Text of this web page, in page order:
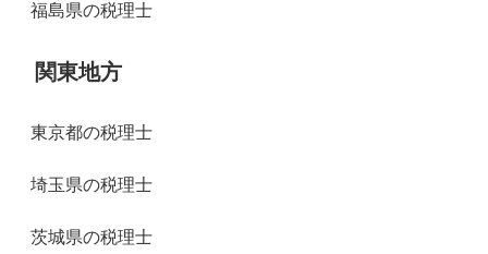
福島県の税理士
関東地方
東京都の税理士
埼玉県の税理士
茨城県の税理士